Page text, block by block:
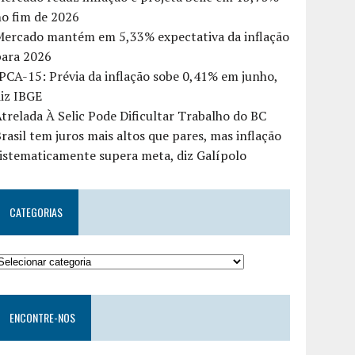
fim de 2026
mantém em 5,33% expectativa da inflação
2026
15: Prévia da inflação sobe 0,41% em junho,
IBGE
À Selic Pode Dificultar Trabalho do BC
tem juros mais altos que pares, mas inflação
supera meta, diz Galípolo
CATEGORIAS
ENCONTRE-NOS